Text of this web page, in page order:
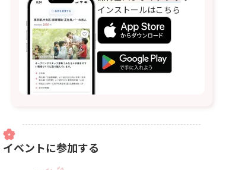
インストールはこちら
イベントに参加する